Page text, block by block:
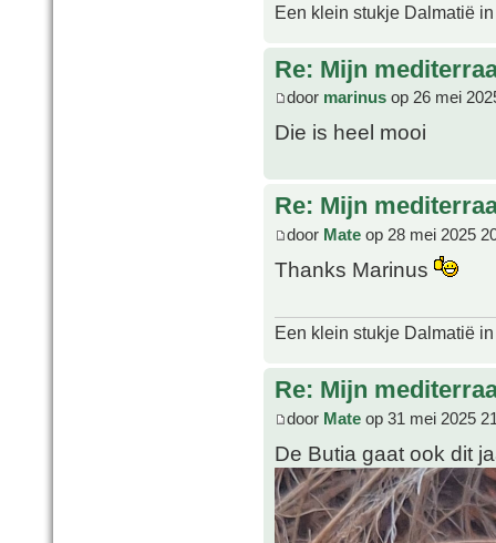
Een klein stukje Dalmatië
Re: Mijn
door marinus op 26 mei
Die is heel mooi
Re: Mijn
door Mate op 28 mei 2025
Thanks Marinus
Een klein stukje Dalmatië
Re: Mijn
door Mate op 31 mei 2025
De Butia gaat ook dit